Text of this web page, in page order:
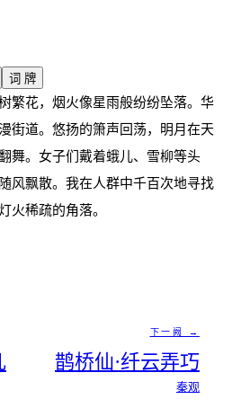
词 牌
繁花，烟火像星雨般纷纷坠落。华
街道。悠扬的箫声回荡，明月在天
舞。女子们戴着蛾儿、雪柳等头
风飘散。我在人群中千百次地寻找
火稀疏的角落。
下一阙 →
鹊桥仙·纤云弄巧
秦观